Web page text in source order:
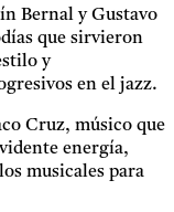
Bernal y Gustavo
que sirvieron
y
en el jazz.
Cruz, músico que
energía,
musicales para